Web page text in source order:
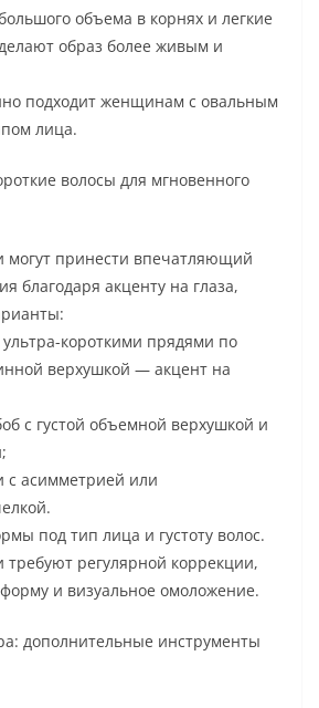
объема в корнях и легкие
образ более живым и
подходит женщинам с овальным
лица.
волосы для мгновенного
могут принести впечатляющий
благодаря акценту на глаза,
короткими прядями по
верхушкой — акцент на
с густой объемной верхушкой и
с асимметрией или
под тип лица и густоту волос.
требуют регулярной коррекции,
и визуальное омоложение.
дополнительные инструменты